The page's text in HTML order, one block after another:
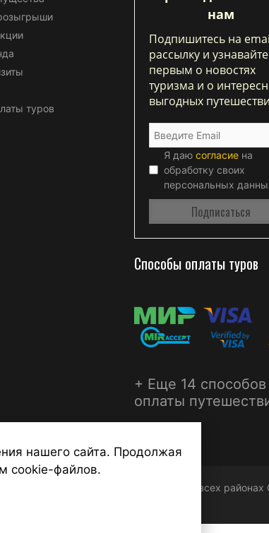
туров
нам
Подпишитесь на
рассылку и узнавайте
первым о новостях
туризма и о
выгодных
Я даю согласие на
обработку своих
персональных
Способы оплаты туров
+ Еще 14 способов
оплаты
ТУРСФЕРА - турагентства во всех районах
нашего сайта. Продолжая
cookie-файлов.